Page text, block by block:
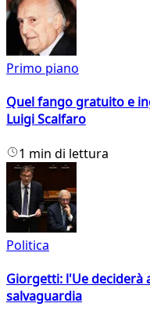
Primo piano
Quel fango gratuito e
Luigi Scalfaro
1 min di lettura
Politica
Giorgetti: l'Ue deciderà
salvaguardia